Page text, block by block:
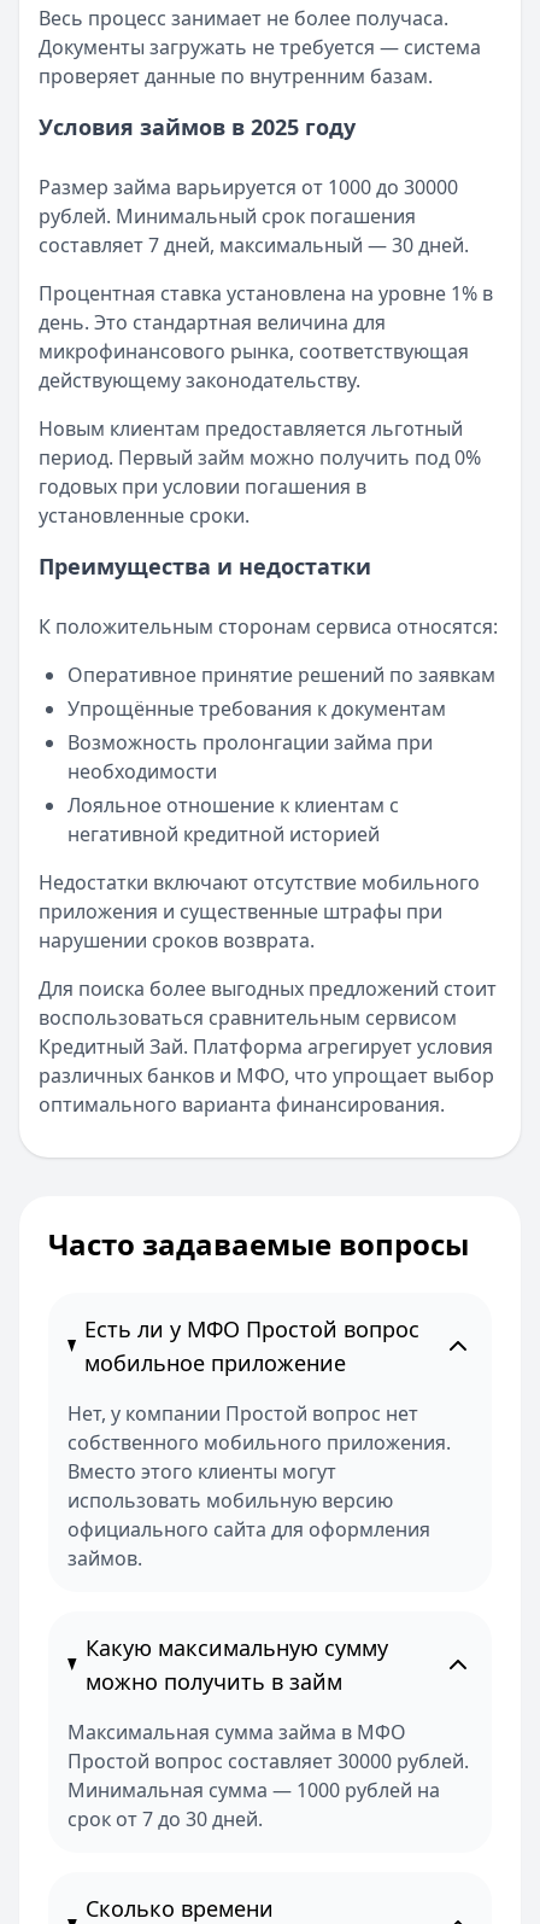
Весь процесс занимает не более получаса.
Документы загружать не требуется — система
проверяет данные по внутренним базам.
Условия займов в 2025 году
Размер займа варьируется от 1000 до 30000
рублей. Минимальный срок погашения
составляет 7 дней, максимальный — 30 дней.
Процентная ставка установлена на уровне 1% в
день. Это стандартная величина для
микрофинансового рынка, соответствующая
действующему законодательству.
Новым клиентам предоставляется льготный
период. Первый займ можно получить под 0%
годовых при условии погашения в
установленные сроки.
Преимущества и недостатки
К положительным сторонам сервиса относятся:
Оперативное принятие решений по заявкам
Упрощённые требования к документам
Возможность пролонгации займа при
необходимости
Лояльное отношение к клиентам с
негативной кредитной историей
Недостатки включают отсутствие мобильного
приложения и существенные штрафы при
нарушении сроков возврата.
Для поиска более выгодных предложений стоит
воспользоваться сравнительным сервисом
Кредитный Зай. Платформа агрегирует условия
различных банков и МФО, что упрощает выбор
оптимального варианта финансирования.
Часто задаваемые вопросы
Есть ли у МФО Простой вопрос
мобильное приложение
Нет, у компании Простой вопрос нет
собственного мобильного приложения.
Вместо этого клиенты могут
использовать мобильную версию
официального сайта для оформления
займов.
Какую максимальную сумму
можно получить в займ
Максимальная сумма займа в МФО
Простой вопрос составляет 30000 рублей.
Минимальная сумма — 1000 рублей на
срок от 7 до 30 дней.
Сколько времени